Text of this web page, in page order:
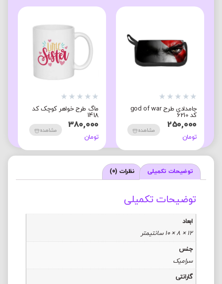
★
★
★
★
★
جامدادی طرح god of war
کد 6210
250,000
تومان
مشاهده
★
★
★
★
★
ماگ طرح خواهر کوچک کد
1418
380,000
تومان
مشاهده
توضیحات تکمیلی نظرات (0)
توضیحات تکمیلی
ابعاد
12 × 8 × 10 سانتیمتر
جنس
سرامیک
گارانتی